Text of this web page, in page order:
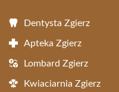
Dentysta Zgierz
Apteka Zgierz
Lombard Zgierz
Kwiaciarnia Zgierz